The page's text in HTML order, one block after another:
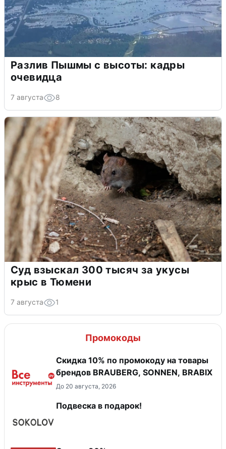
Разлив Пышмы с высоты: кадры
очевидца
7 августа 8
Суд взыскал 300 тысяч за укусы
крыс в Тюмени
7 августа 1
Промокоды
Скидка 10% по промокоду на товары
брендов BRAUBERG, SONNEN, BRABIX
До 20 августа, 2026
Подвеска в подарок!